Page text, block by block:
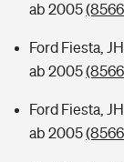
ab 2005
Ford Fiesta,
ab 2005
Ford Fiesta,
ab 2005